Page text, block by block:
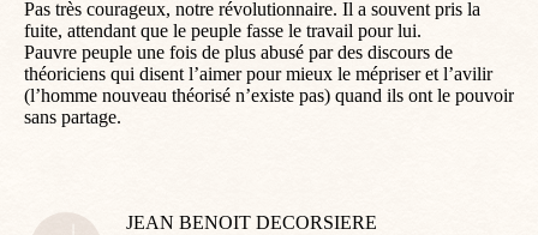
Pas très courageux, notre révolutionnaire. Il a souvent pris la
fuite, attendant que le peuple fasse le travail pour lui.
Pauvre peuple une fois de plus abusé par des discours de
théoriciens qui disent l’aimer pour mieux le mépriser et l’avilir
(l’homme nouveau théorisé n’existe pas) quand ils ont le pouvoir
sans partage.
JEAN BENOIT DECORSIERE